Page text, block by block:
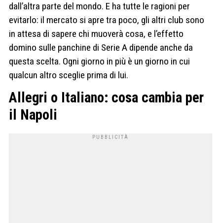
dall’altra parte del mondo. E ha tutte le ragioni per
evitarlo: il mercato si apre tra poco, gli altri club sono
in attesa di sapere chi muoverà cosa, e l’effetto
domino sulle panchine di Serie A dipende anche da
questa scelta. Ogni giorno in più è un giorno in cui
qualcun altro sceglie prima di lui.
Allegri o Italiano: cosa cambia per
il Napoli